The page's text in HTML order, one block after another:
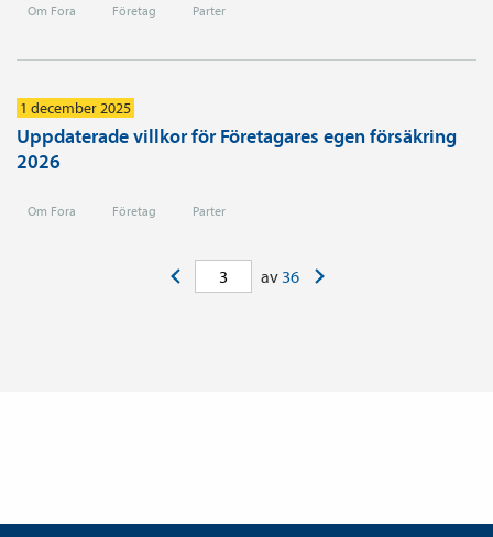
Om Fora Företag Parter
1 december 2025
Uppdaterade villkor för Företagares egen försäkring
2026
Om Fora Företag Parter
av 36